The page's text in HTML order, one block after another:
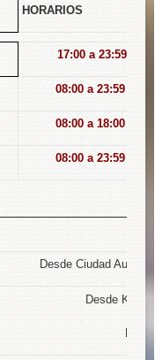
HORARIOS
17:00 a 23:59 hs
08:00 a 23:59 hs.
08:00 a 18:00 hs.
08:00 a 23:59 hs.
Desde Ciudad
Desde Km.